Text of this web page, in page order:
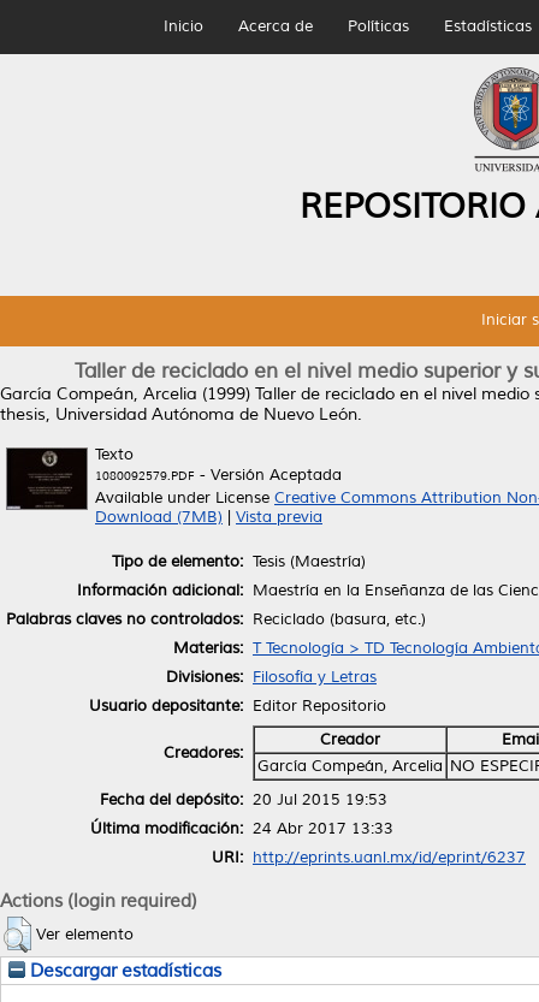
Inicio Acerca de Políticas Estadísticas
Iniciar
Taller de reciclado en el nivel medio superior y
García Compeán, Arcelia (1999) Taller de reciclado en el nivel
thesis, Universidad Autónoma de Nuevo León.
Texto
1080092579.PDF - Versión Aceptada
Available under License Creative Commons Attribution
Download (7MB)
Vista previa
Tipo de elemento: Tesis (Maestría)
Información adicional: Maestría en la Enseñanza de las
Palabras claves no controlados: Reciclado (basura, etc.)
Materias: T Tecnología > TD Tecnología
Divisiones: Filosofía y Letras
Usuario depositante: Editor Repositorio
Creadores:
Creador
García Compeán, Arcelia NO
Fecha del depósito: 20 Jul 2015 19:53
Última modificación: 24 Abr 2017 13:33
URI: http://eprints.uanl.mx/id/eprint/6237
Actions (login required)
Ver elemento
Descargar estadísticas